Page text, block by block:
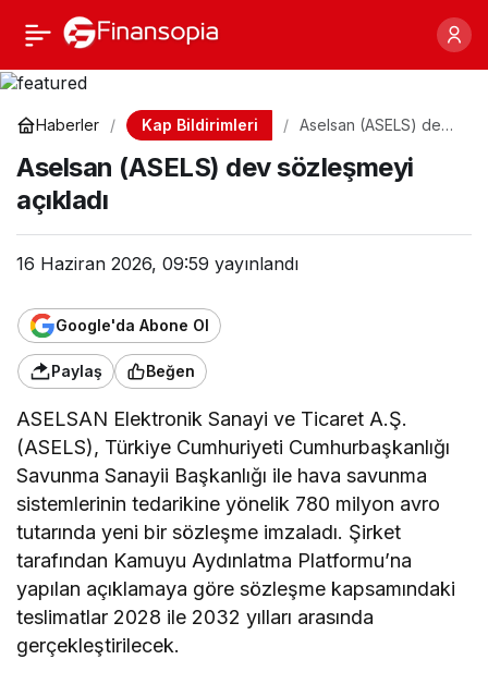
Haberler Kap Bildirimleri
Aselsan (ASELS) dev
Aselsan (ASELS) dev sözleşmeyi
açıkladı
16 Haziran 2026, 09:59 yayınlandı
Google'da Abone Ol
Paylaş Beğen
ASELSAN Elektronik Sanayi ve Ticaret A.Ş.
(ASELS), Türkiye Cumhuriyeti Cumhurbaşkanlığı
Savunma Sanayii Başkanlığı ile hava savunma
sistemlerinin tedarikine yönelik 780 milyon avro
tutarında yeni bir sözleşme imzaladı. Şirket
tarafından Kamuyu Aydınlatma Platformu’na
yapılan açıklamaya göre sözleşme kapsamındaki
teslimatlar 2028 ile 2032 yılları arasında
gerçekleştirilecek.
Aselsan (ASELS) dev
sözleşmeyi açıkladı
Paylaş